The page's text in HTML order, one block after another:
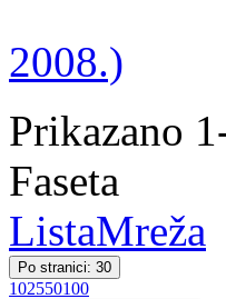
2008.)
Prikazano
Faseta
ListaMreža
Po stranici: 30
102550100